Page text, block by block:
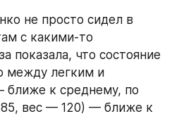
не просто сидел в
с какими-то
показала, что состояние
между легким и
к среднему, по
вес — 120) — ближе к